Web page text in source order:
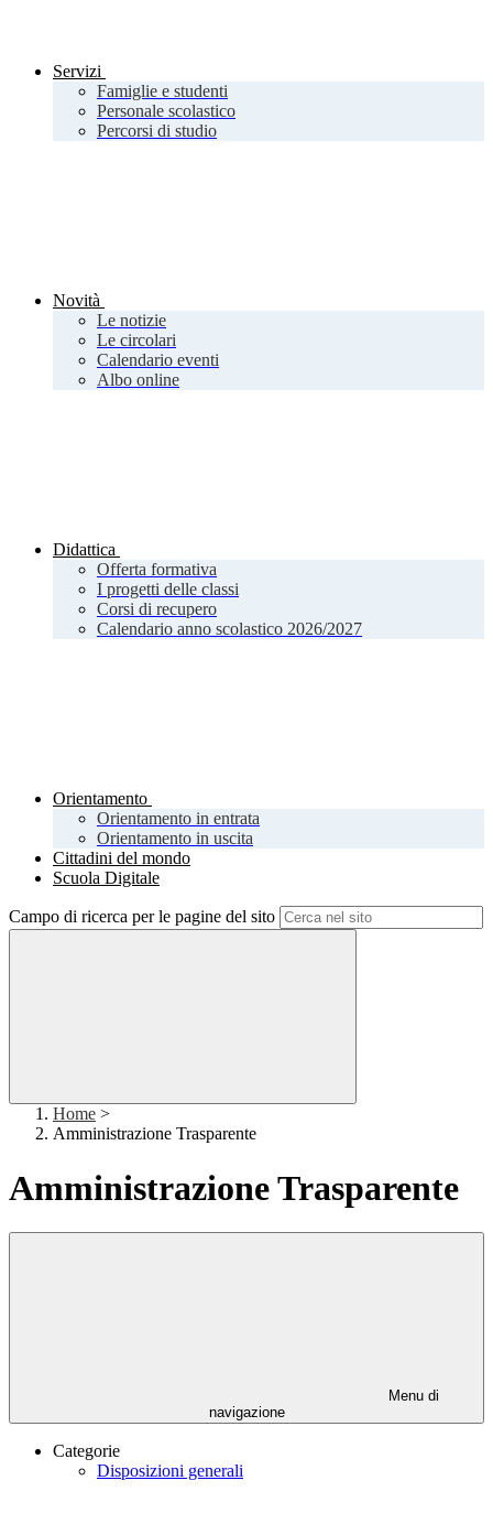
Servizi
Famiglie e studenti
Personale scolastico
Percorsi di studio
Novità
Le notizie
Le circolari
Calendario eventi
Albo online
Didattica
Offerta formativa
I progetti delle classi
Corsi di recupero
Calendario anno scolastico 2026/2027
Orientamento
Orientamento in entrata
Orientamento in uscita
Cittadini del mondo
Scuola Digitale
Campo di ricerca per le pagine del sito
Home >
Amministrazione Trasparente
Amministrazione Trasparente
Menu di
navigazione
Categorie
Disposizioni generali